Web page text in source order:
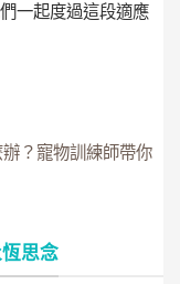
一起度過這段適應
辦？寵物訓練師帶你
思念